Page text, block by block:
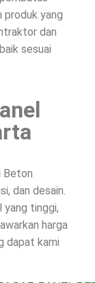
produk yang
dan
sesuai
Beton
dan desain.
yang tinggi,
harga
dapat kami